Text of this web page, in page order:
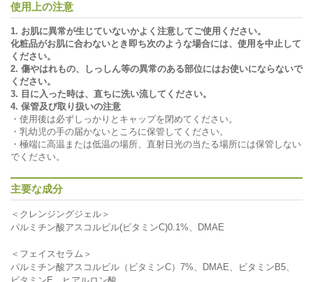
使用上の注意
1. お肌に異常が生じていないかよく注意してご使用ください。
化粧品がお肌に合わないとき即ち次のような場合には、使用を中止して
ください。
2. 傷やはれもの、しっしん等の異常のある部位にはお使いにならないで
ください。
3. 目に入った時は、直ちに洗い流してください。
4. 保管及び取り扱いの注意
・使用後は必ずしっかりとキャップを閉めてください。
・乳幼児の手の届かないところに保管してください。
・極端に高温または低温の場所、直射日光の当たる場所には保管しない
でください。
主要な成分
＜クレンジングジェル＞
パルミチン酸アスコルビル(ビタミンC)0.1%、DMAE
＜フェイスセラム＞
パルミチン酸アスコルビル（ビタミンC）7%、DMAE、ビタミンB5、